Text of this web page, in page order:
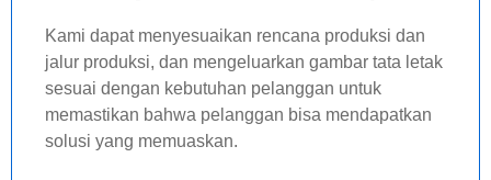
Kami dapat menyesuaikan rencana produksi dan
jalur produksi, dan mengeluarkan gambar tata letak
sesuai dengan kebutuhan pelanggan untuk
memastikan bahwa pelanggan bisa mendapatkan
solusi yang memuaskan.